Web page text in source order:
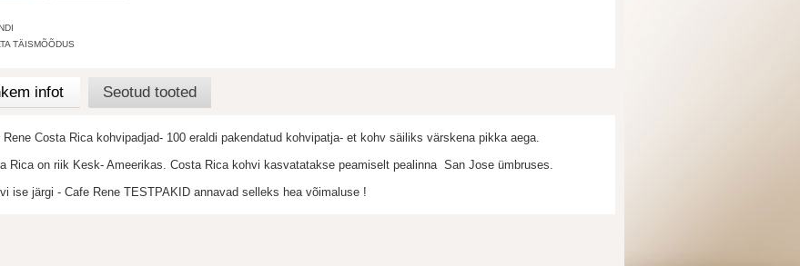
TÄISMÕÕDUS
infot Seotud tooted
Rene Costa Rica kohvipadjad- 100 eraldi pakendatud kohvipatja- et kohv säiliks värskena pikka aega.
Rica on riik Kesk- Ameerikas. Costa Rica kohvi kasvatatakse peamiselt pealinna San Jose ümbruses.
ise järgi - Cafe Rene TESTPAKID annavad selleks hea võimaluse !